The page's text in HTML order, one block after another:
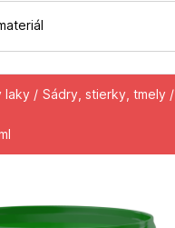
laky / Sádry, stierky, tmely /